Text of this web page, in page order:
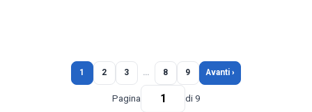
1 2 3 … 8 9 Avanti ›
Pagina di 9